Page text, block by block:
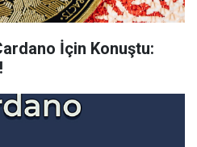
İçin Konuştu: